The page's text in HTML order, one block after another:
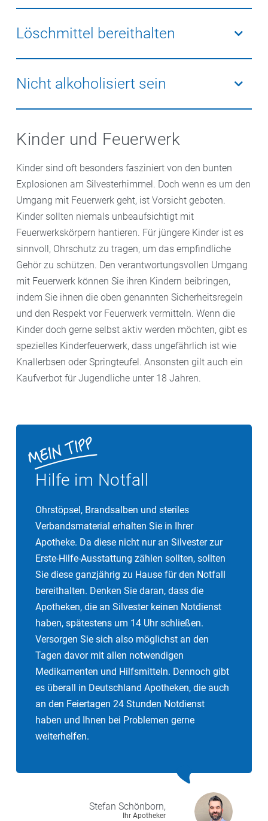
Nicht gestartete Raketen sollten Sie keinesfalls noch
einmal entzünden. Beobachten Sie diese im
dann immer noch keine Regung zu sehen, kippen Sie
mit etwas Abstand ausreichend Wasser darüber und
nehmen und nach dem Grund für die Fehlzündung
Löschmittel bereithalten
Halten Sie stets ein geeignetes Löschmittel wie einen
Eimer Wasser oder Sand oder einen Feuerlöscher in
löschen zu können
Nicht alkoholisiert sein
Der Konsum von Alkohol und Feuerwerk verträgt sich
Kinder und Feuerwerk
Kinder sind oft besonders fasziniert von den bunten
Explosionen am Silvesterhimmel. Doch wenn es um den
Umgang mit Feuerwerk geht, ist Vorsicht geboten.
Kinder sollten niemals unbeaufsichtigt mit
Feuerwerkskörpern hantieren. Für jüngere Kinder ist es
sinnvoll, Ohrschutz zu tragen, um das empfindliche
Gehör zu schützen. Den verantwortungsvollen Umgang
mit Feuerwerk können Sie ihren Kindern beibringen,
indem Sie ihnen die oben genannten Sicherheitsregeln
und den Respekt vor Feuerwerk vermitteln. Wenn die
Kinder doch gerne selbst aktiv werden möchten, gibt es
spezielles Kinderfeuerwerk, dass ungefährlich ist wie
Knallerbsen oder Springteufel. Ansonsten gilt auch ein
Kaufverbot für Jugendliche unter 18 Jahren.
Hilfe im Notfall
Ohrstöpsel, Brandsalben und steriles
Verbandsmaterial erhalten Sie in Ihrer
Apotheke. Da diese nicht nur an Silvester zur
Erste-Hilfe-Ausstattung zählen sollten, sollten
Sie diese ganzjährig zu Hause für den Notfall
bereithalten. Denken Sie daran, dass die
Apotheken, die an Silvester keinen Notdienst
haben, spätestens um 14 Uhr schließen.
Versorgen Sie sich also möglichst an den
Tagen davor mit allen notwendigen
Medikamenten und Hilfsmitteln. Dennoch gibt
es überall in Deutschland Apotheken, die auch
an den Feiertagen 24 Stunden Notdienst
haben und Ihnen bei Problemen gerne
weiterhelfen.
Stefan Schönborn,
Ihr Apotheker